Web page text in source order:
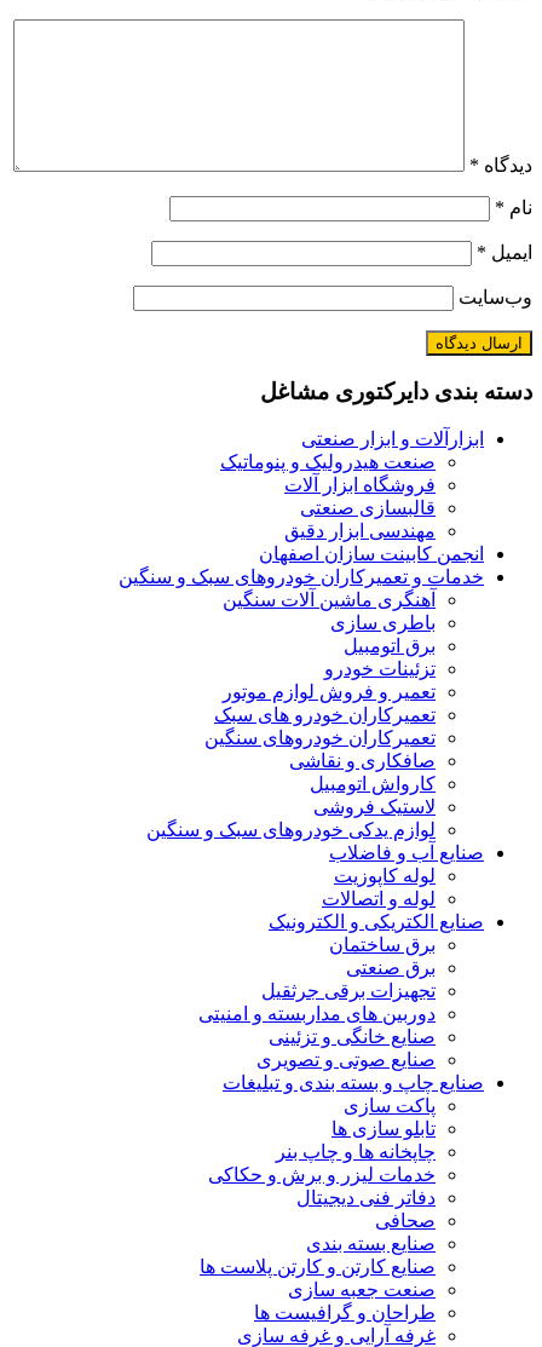
دیدگاه *
نام *
ایمیل *
وب‌سایت
دسته بندی دایرکتوری مشاغل
ابزارآلات و ابزار صنعتی
صنعت هیدرولیک و پنوماتیک
فروشگاه ابزار آلات
قالبسازی صنعتی
مهندسی ابزار دقیق
انجمن کابینت سازان اصفهان
خدمات و تعمیرکاران خودروهای سبک و سنگین
آهنگری ماشین آلات سنگین
باطری سازی
برق اتومبیل
تزئینات خودرو
تعمیر و فروش لوازم موتور
تعمیرکاران خودرو های سبک
تعمیرکاران خودروهای سنگین
صافکاری و نقاشی
کارواش اتومبیل
لاستیک فروشی
لوازم یدکی خودروهای سبک و سنگین
صنایع آب و فاضلاب
لوله کاپوزیت
لوله و اتصالات
صنایع الکتریکی و الکترونیک
برق ساختمان
برق صنعتی
تجهیزات برقی جرثقیل
دوربین های مداربسته و امنیتی
صنایع خانگی و تزئینی
صنایع صوتی و تصویری
صنایع چاپ و بسته بندی و تبلیغات
پاکت سازی
تابلو سازی ها
چاپخانه ها و چاپ بنر
خدمات لیزر و برش و حکاکی
دفاتر فنی دیجیتال
صحافی
صنایع بسته بندی
صنایع کارتن و کارتن پلاست ها
صنعت جعبه سازی
طراحان و گرافیست ها
غرفه آرایی و غرفه سازی